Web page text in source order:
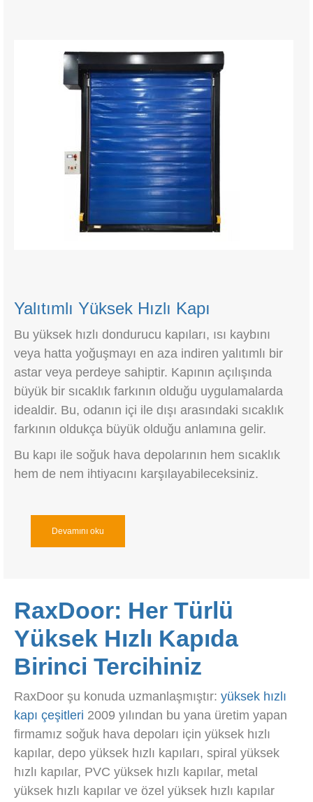
Yalıtımlı Yüksek Hızlı Kapı
Bu yüksek hızlı dondurucu kapıları, ısı kaybını
veya hatta yoğuşmayı en aza indiren yalıtımlı bir
astar veya perdeye sahiptir. Kapının açılışında
büyük bir sıcaklık farkının olduğu uygulamalarda
idealdir. Bu, odanın içi ile dışı arasındaki sıcaklık
farkının oldukça büyük olduğu anlamına gelir.
Bu kapı ile soğuk hava depolarının hem sıcaklık
hem de nem ihtiyacını karşılayabileceksiniz.
Devamını oku
RaxDoor: Her Türlü
Yüksek Hızlı Kapıda
Birinci Tercihiniz
RaxDoor şu konuda uzmanlaşmıştır: yüksek hızlı
kapı çeşitleri 2009 yılından bu yana üretim yapan
firmamız soğuk hava depoları için yüksek hızlı
kapılar, depo yüksek hızlı kapıları, spiral yüksek
hızlı kapılar, PVC yüksek hızlı kapılar, metal
yüksek hızlı kapılar ve özel yüksek hızlı kapılar